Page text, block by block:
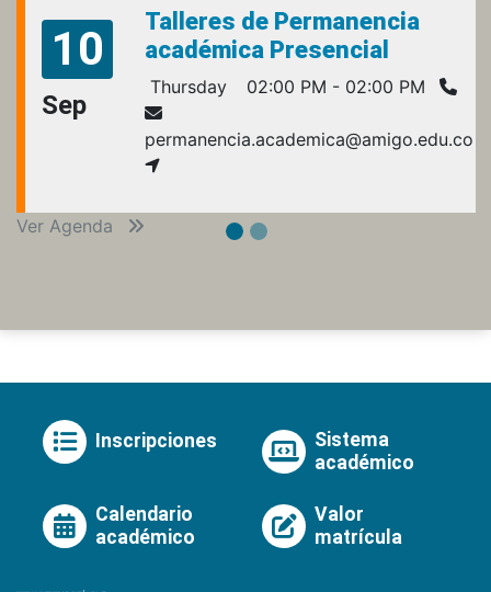
10
Sep
Talleres de Permanencia
académica Presencial
Thursday 02:00 PM - 02:00 PM
permanencia.academica@amigo.edu.co
Ver Agenda
Inscripciones
Sistema
académico
Calendario
académico
Valor
matrícula